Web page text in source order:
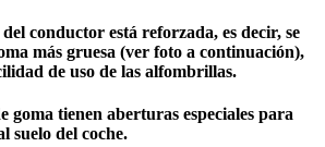
conductor está reforzada, es decir, se
más gruesa (ver foto a continuación),
de uso de las alfombrillas.
goma tienen aberturas especiales para
suelo del coche.